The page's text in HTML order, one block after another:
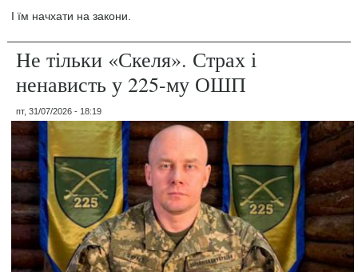
І їм начхати на закони.
Не тільки «Скеля». Страх і
ненависть у 225-му ОШП
пт, 31/07/2026 - 18:19